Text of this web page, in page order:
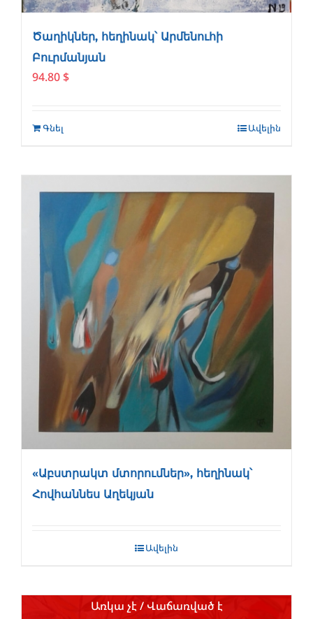
Ծաղիկներ, հեղինակ՝ Արմենուհի
Բուրմանյան
94.80 $
Գնել Ավելին
«Աբստրակտ մտորումներ», հեղինակ՝
Հովհաննես Աղեկյան
Ավելին
Առկա չէ / Վաճառված է